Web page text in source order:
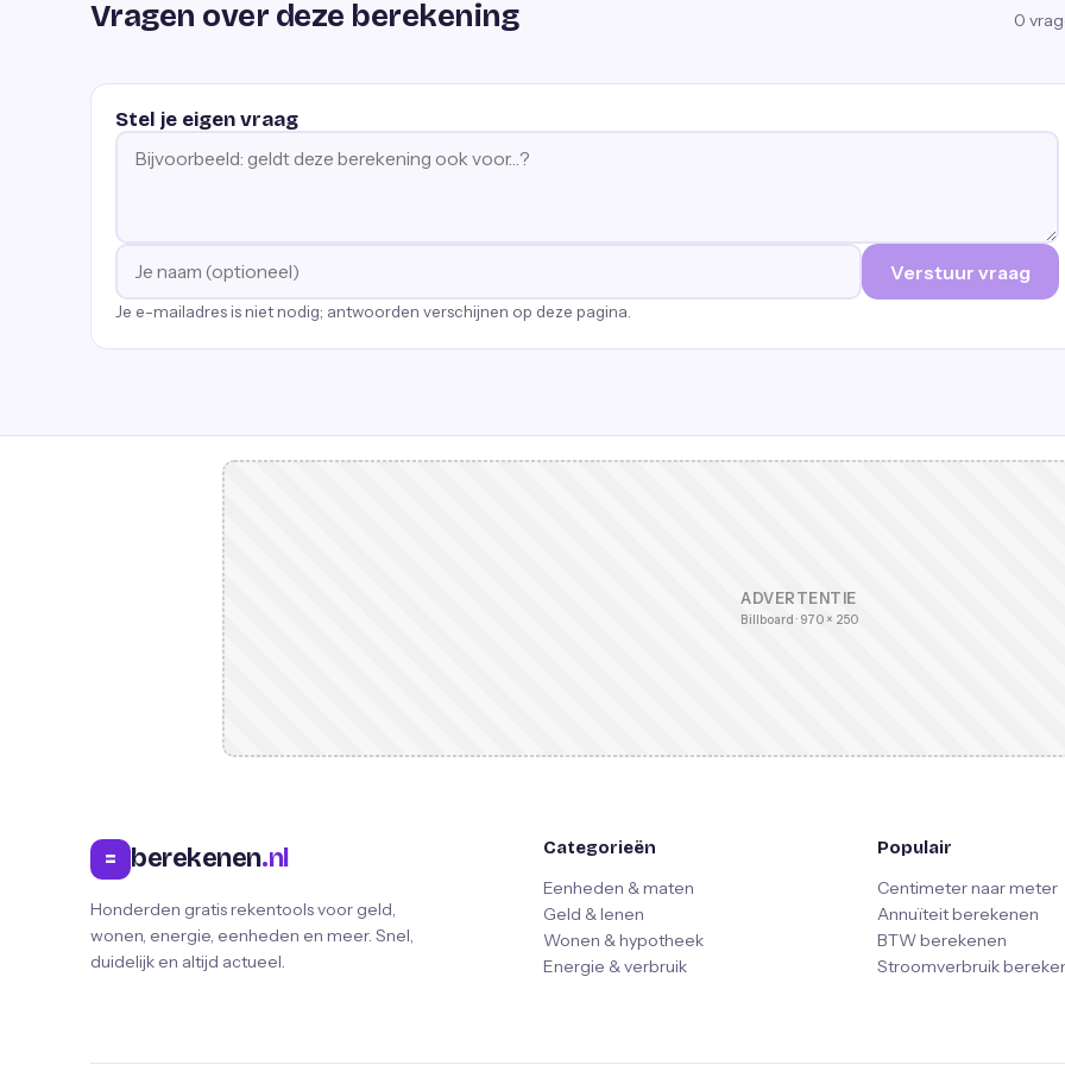
Vragen over deze berekening 0
Stel je eigen vraag
Verstuur vraag
Je e-mailadres is niet nodig; antwoorden verschijnen op deze pagina.
ADVERTENTIE
Billboard · 970 × 250
= berekenen.nl
Honderden gratis rekentools voor geld,
wonen, energie, eenheden en meer. Snel,
duidelijk en altijd actueel.
Categorieën
Eenheden & maten
Geld & lenen
Wonen & hypotheek
Energie & verbruik
Populair
Centimeter naar meter
Annuïteit berekenen
BTW berekenen
Stroomverbruik